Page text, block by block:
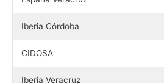
Iberia Córdoba
CIDOSA
Iberia Veracruz